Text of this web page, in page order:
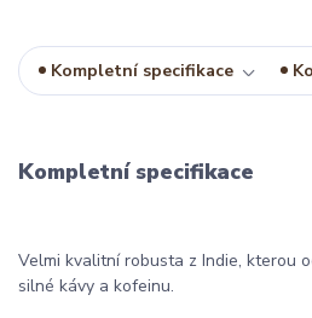
Kompletní specifikace
Kompletní specifikace
Velmi kvalitní robusta z Indie, kterou
silné kávy a kofeinu.